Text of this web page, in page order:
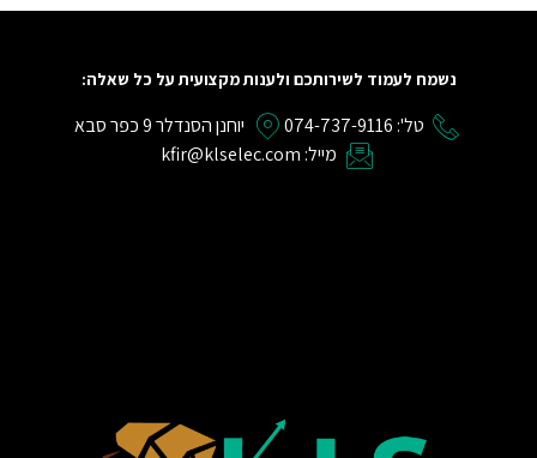
נשמח לעמוד לשירותכם ולענות מקצועית על כל שאלה:
טל': 074-737-9116
יוחנן הסנדלר 9 כפר סבא
מייל: kfir@klselec.com